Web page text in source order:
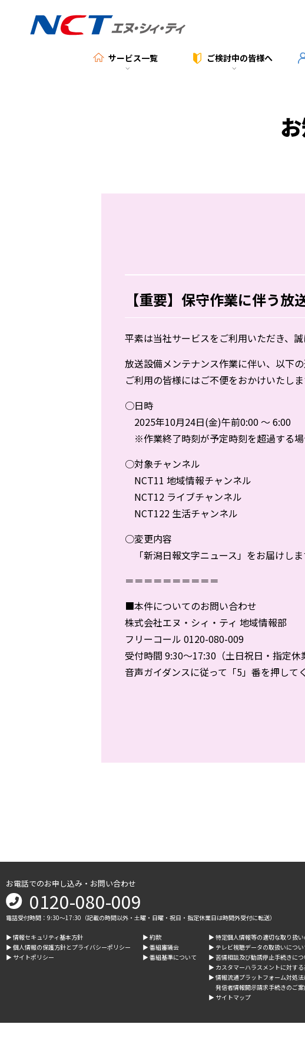
サービス一覧 ご検討中の皆様へ
【重要】保守作業に伴う放
平素は当社サービスをご利用いただき、誠
放送設備メンテナンス作業に伴い、以下
ご利用の皆様にはご不便をおかけいたし
○日時
2025年10月24日(金)午前0:00 ～ 6:00
※作業終了時刻が予定時刻を超過する場
○対象チャンネル
NCT11 地域情報チャンネル
NCT12 ライブチャンネル
NCT122 生活チャンネル
○変更内容
「新潟日報文字ニュース」をお届けしま
＝＝＝＝＝＝＝＝＝＝
■本件についてのお問い合わせ
株式会社エヌ・シィ・ティ 地域情報部
フリーコール 0120-080-009
受付時間 9:30～17:30（土日祝日・指定休
音声ガイダンスに従って「5」番を押して
お電話でのお申し込み・お問い合わせ
0120-080-009
電話受付時間：9:30～17:30（記載の時間以外・土曜・日曜・祝日・指定休業日は時間外受付に転送）
▶︎ 情報セキュリティ基本方針
▶︎ 個人情報の保護方針とプライバシーポリシー
▶︎ サイトポリシー
▶︎ 約款
▶︎ 番組審議会
▶︎ 番組基準について
▶︎ 特定個人情報等の適切な取り扱
▶︎ テレビ視聴データの取扱いについ
▶︎ 苦情相談及び勧誘停止手続きにつ
▶︎ カスタマーハラスメントに対す
▶︎ 情報流通プラットフォーム対処法
発信者情報開示請求手続きのご
▶︎ サイトマップ